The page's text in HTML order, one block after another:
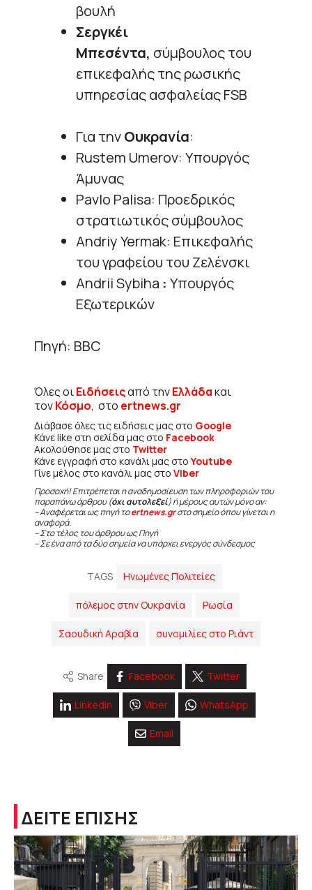
βουλή
Σεργκέι
Μπεσέντα, σύμβουλος του
επικεφαλής της ρωσικής
υπηρεσίας ασφαλείας FSB
Για τηνΟυκρανία:
Rustem Umerov: Υπουργός
Άμυνας
Pavlo Palisa: Προεδρικός
στρατιωτικός σύμβουλος
Andriy Yermak: Επικεφαλής
του γραφείου του Ζελένσκι
Andrii Sybiha : Υπουργός
Εξωτερικών
Πηγή: BBC
Όλες οιΕιδήσειςαπό τηνΕλλάδακαι
τονΚόσμο, στο ertnews.gr
Διάβασε όλες τις ειδήσεις μας στο Google
Κάνε like στη σελίδα μας στο Facebook
Ακολούθησε μας στο Twitter
Κάνε εγγραφή στο κανάλι μας στοYoutube
Γίνε μέλος στο κανάλι μας στο Viber
Προσοχή! Επιτρέπεται η αναδημοσίευση των πληροφοριών του
παραπάνω άρθρου (όχι αυτολεξεί) ή μέρους αυτών μόνο αν:
– Αναφέρεται ως πηγή τοertnews.grστο σημείο όπου γίνεται η
αναφορά.
– Στο τέλος του άρθρου ως Πηγή
– Σε ένα από τα δύο σημεία να υπάρχει ενεργός σύνδεσμος
TAGS Ηνωμένες Πολιτείες
πόλεμος στην Ουκρανία Ρωσία
Σαουδική Αραβία συνομιλίες στο Ριάντ
Share Facebook Twitter
Linkedin Viber WhatsApp
Email
ΔΕΙΤΕ ΕΠΙΣΗΣ